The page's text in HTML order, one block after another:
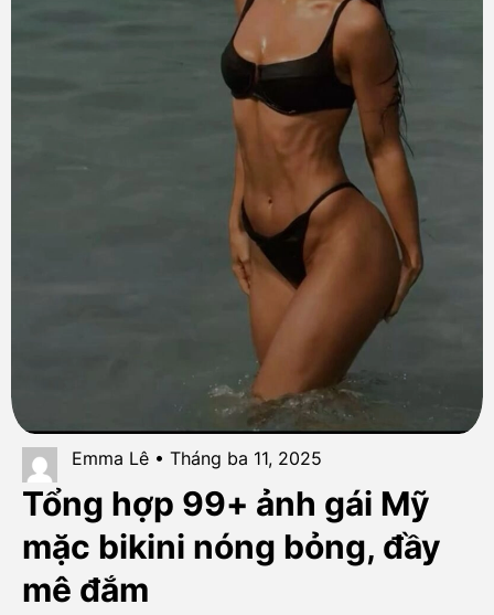
Emma Lê • Tháng ba 11, 2025
Tổng hợp 99+ ảnh gái Mỹ
mặc bikini nóng bỏng, đầy
mê đắm